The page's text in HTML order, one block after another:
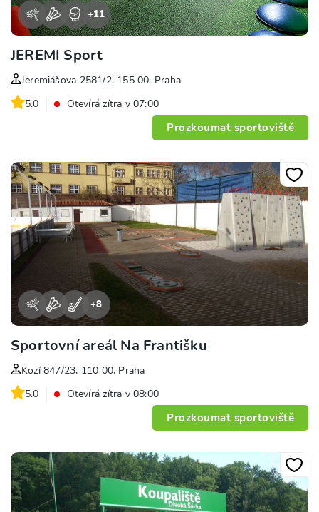
+11
JEREMI Sport
Jeremiášova 2581/2, 155 00, Praha
5.0
Otevírá zítra v 07:00
Prozkoumat sportoviště
+8
Sportovní areál Na Františku
Kozí 847/23, 110 00, Praha
5.0
Otevírá zítra v 08:00
Prozkoumat sportoviště